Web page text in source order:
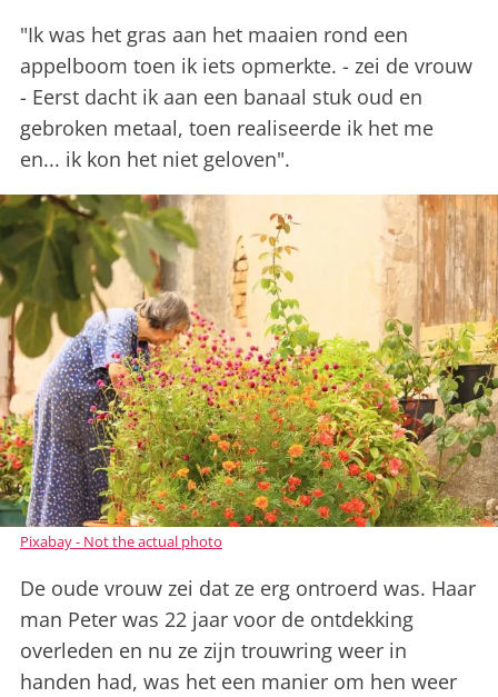
"Ik was het gras aan het maaien rond een
appelboom toen ik iets opmerkte. - zei de vrouw
- Eerst dacht ik aan een banaal stuk oud en
gebroken metaal, toen realiseerde ik het me
en... ik kon het niet geloven".
Pixabay - Not the actual photo
De oude vrouw zei dat ze erg ontroerd was. Haar
man Peter was 22 jaar voor de ontdekking
overleden en nu ze zijn trouwring weer in
handen had, was het een manier om hen weer